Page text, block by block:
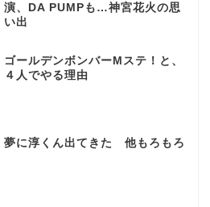
演、DA PUMPも…神宮花火の思
い出
ゴールデンボンバーMステ！と、
４人でやる理由
夢に淳くん出てきた 他もろもろ